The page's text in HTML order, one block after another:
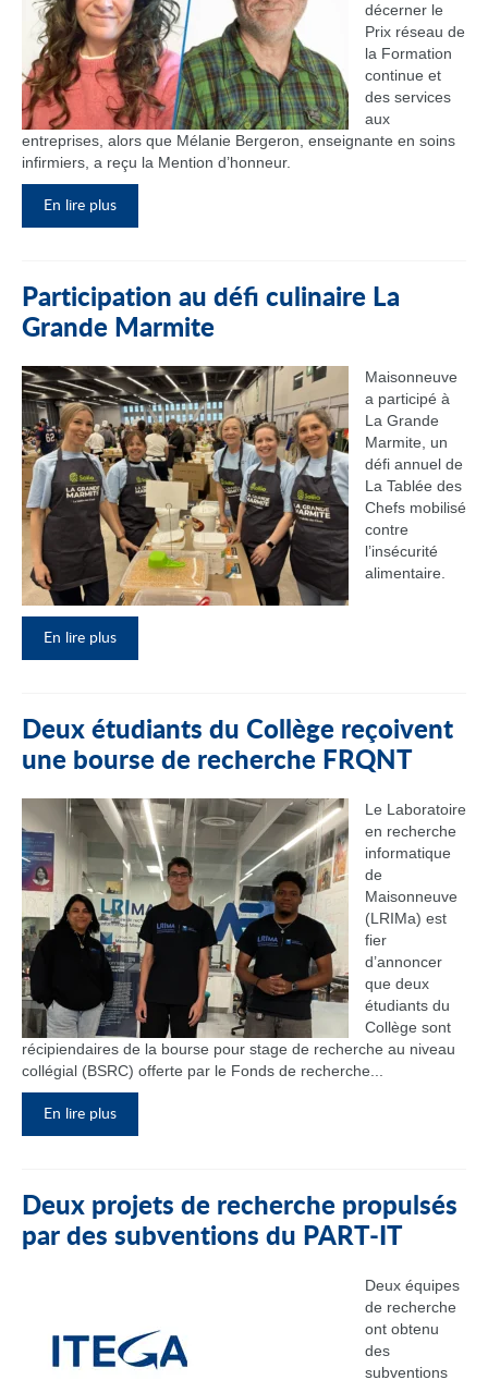
décerner le
Prix réseau de
la Formation
continue et
des services
aux
entreprises, alors que Mélanie Bergeron, enseignante en soins
infirmiers, a reçu la Mention d’honneur.
En lire plus
Participation au défi culinaire La
Grande Marmite
Maisonneuve
a participé à
La Grande
Marmite, un
défi annuel de
La Tablée des
Chefs mobilisé
contre
l’insécurité
alimentaire.
En lire plus
Deux étudiants du Collège reçoivent
une bourse de recherche FRQNT
Le Laboratoire
en recherche
informatique
de
Maisonneuve
(LRIMa) est
fier
d’annoncer
que deux
étudiants du
Collège sont
récipiendaires de la bourse pour stage de recherche au niveau
collégial (BSRC) offerte par le Fonds de recherche...
En lire plus
Deux projets de recherche propulsés
par des subventions du PART‑IT
Deux équipes
de recherche
ont obtenu
des
subventions